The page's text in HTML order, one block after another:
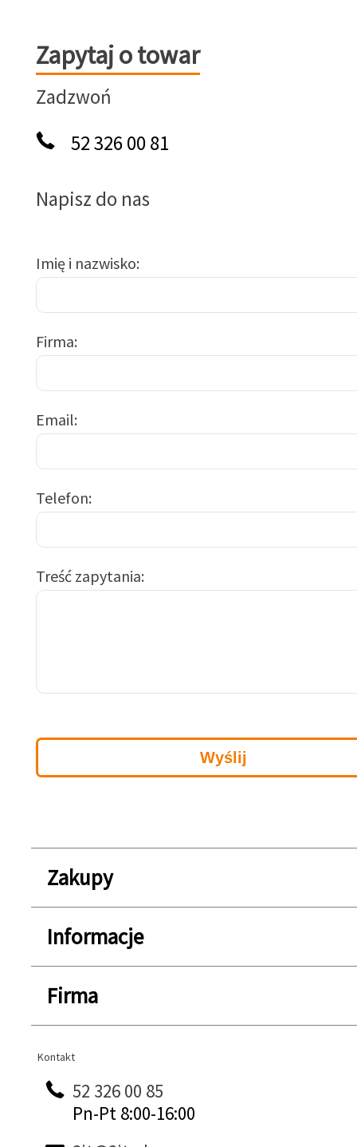
Zapytaj o towar
Zapytaj o towar
Zadzwoń
52 326 00 81
Napisz do nas
Imię i nazwisko
Firma
Email
Telefon
Treść zapytania
Zakupy
Informacje
Firma
Kontakt
Kontakt
52 326 00 85
Pn-Pt 8:00-16:00